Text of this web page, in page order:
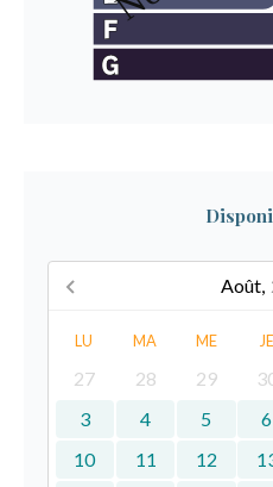
Août,
LU MA ME JE
27 28 29
3
4 5 6
10
11 12